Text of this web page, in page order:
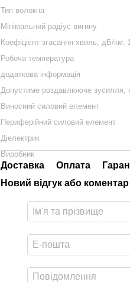
Тип волокна
Мінімальний радіус вигину
Коефіцієнт згасання хвиль, дБ/
Робоча температура
додаткова інформація
Допустиме роздавлююче зусилля,
Виносний силовий елемент
Периферійний силовий елемент
Діелектрик
Виробник
Доставка Оплата
Новий відгук або коментар